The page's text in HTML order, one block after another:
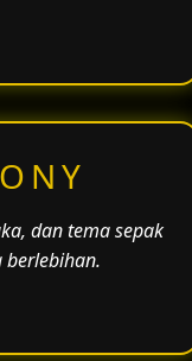
dan tema sepak
berlebihan.